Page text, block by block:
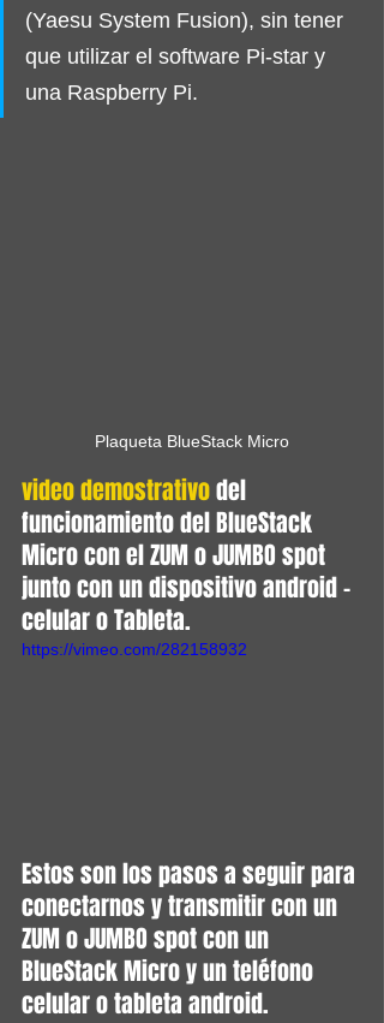
(Yaesu System Fusion), sin tener
que utilizar el software Pi-star y
una Raspberry Pi.
Plaqueta BlueStack Micro
video demostrativo del
funcionamiento del BlueStack
Micro con el ZUM o JUMBO spot
junto con un dispositivo android -
celular o Tableta.
https://vimeo.com/282158932
Estos son los pasos a seguir para
conectarnos y transmitir con un
ZUM o JUMBO spot con un
BlueStack Micro y un teléfono
celular o tableta android.